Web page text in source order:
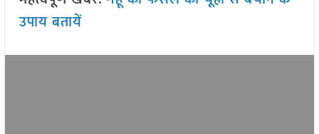
उपाय बतायें